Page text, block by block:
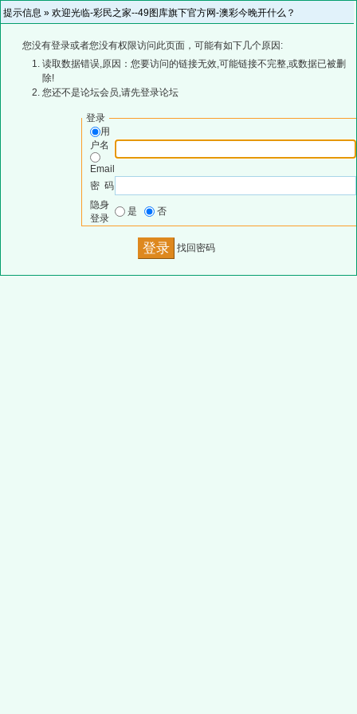
提示信息 » 欢迎光临-彩民之家--49图库旗下官方网-澳彩今晚开什么？
您没有登录或者您没有权限访问此页面，可能有如下几个原因:
读取数据错误,原因：您要访问的链接无效,可能链接不完整,或数据已被删
除!
您还不是论坛会员,请先登录论坛
登录
用
户名
Email
密 码
隐身
登录
是 否
找回密码